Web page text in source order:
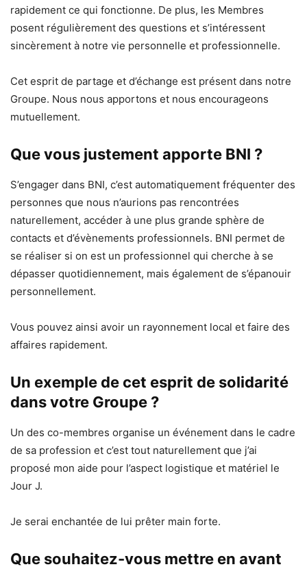
rapidement ce qui fonctionne. De plus, les Membres
posent régulièrement des questions et s’intéressent
sincèrement à notre vie personnelle et professionnelle.
Cet esprit de partage et d’échange est présent dans notre
Groupe. Nous nous apportons et nous encourageons
mutuellement.
Que vous justement apporte BNI ?
S’engager dans BNI, c’est automatiquement fréquenter des
personnes que nous n’aurions pas rencontrées
naturellement, accéder à une plus grande sphère de
contacts et d’évènements professionnels. BNI permet de
se réaliser si on est un professionnel qui cherche à se
dépasser quotidiennement, mais également de s’épanouir
personnellement.
Vous pouvez ainsi avoir un rayonnement local et faire des
affaires rapidement.
Un exemple de cet esprit de solidarité
dans votre Groupe ?
Un des co-membres organise un événement dans le cadre
de sa profession et c’est tout naturellement que j’ai
proposé mon aide pour l’aspect logistique et matériel le
Jour J.
Je serai enchantée de lui prêter main forte.
Que souhaitez-vous mettre en avant